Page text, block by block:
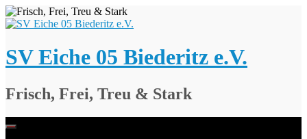
Springe
zum
SV Eiche 05 Biederitz e.V.
Frisch, Frei, Treu & Stark